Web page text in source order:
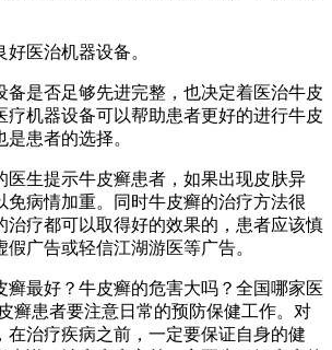
医治机器设备。
备是否足够先进完整，也决定着医治牛皮
疗机器设备可以帮助患者更好的进行牛皮
患者的选择。
医生提示牛皮癣患者，如果出现皮肤异
免病情加重。同时牛皮癣的治疗方法很
治疗都可以取得好的效果的，患者应该慎
广告或轻信江湖游医等广告。
癣最好？牛皮癣的危害大吗？全国哪家医
癣患者要注意日常的预防保健工作。对
在治疗疾病之前，一定要保证自身的健